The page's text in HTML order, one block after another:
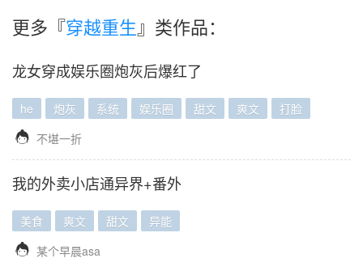
更多『穿越重生 』类作品：
龙女穿成娱乐圈炮灰后爆红了
he 炮灰 系统 娱乐圈 甜文 爽文 打脸
 不堪一折
我的外卖小店通异界+番外
美食 爽文 甜文 异能
 某个早晨asa